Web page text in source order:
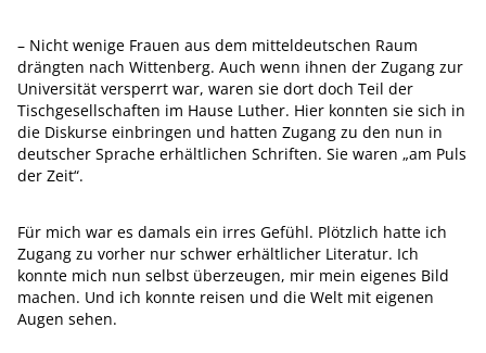
– Nicht wenige Frauen aus dem mitteldeutschen Raum
drängten nach Wittenberg. Auch wenn ihnen der Zugang zur
Universität versperrt war, waren sie dort doch Teil der
Tischgesellschaften im Hause Luther. Hier konnten sie sich in
die Diskurse einbringen und hatten Zugang zu den nun in
deutscher Sprache erhältlichen Schriften. Sie waren „am Puls
der Zeit“.
Für mich war es damals ein irres Gefühl. Plötzlich hatte ich
Zugang zu vorher nur schwer erhältlicher Literatur. Ich
konnte mich nun selbst überzeugen, mir mein eigenes Bild
machen. Und ich konnte reisen und die Welt mit eigenen
Augen sehen.